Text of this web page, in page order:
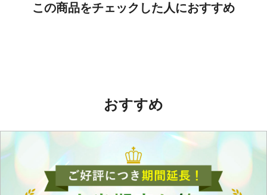
この商品をチェックした人におすすめ
おすすめ